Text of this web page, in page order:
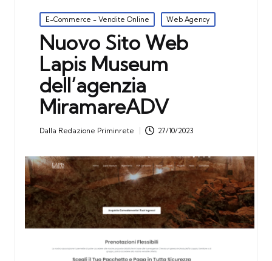
Posted
in
E-Commerce - Vendite Online Web Agency
Nuovo Sito Web
Lapis Museum
dell’agenzia
MiramareADV
Posted
Dalla Redazione Priminrete 27/10/2023